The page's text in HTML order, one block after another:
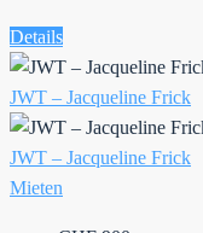
Details
JWT – Jacqueline Frick
JWT – Jacqueline Frick
Mieten